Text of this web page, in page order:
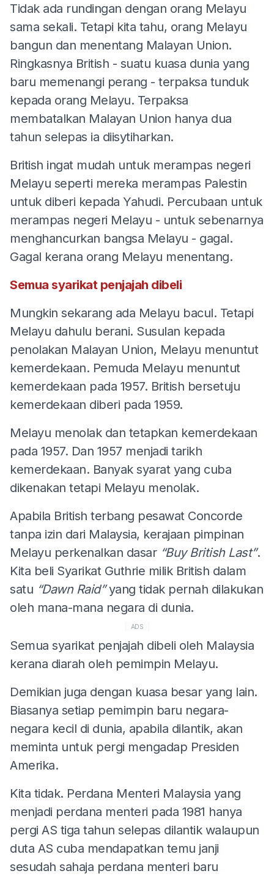
Tidak ada rundingan dengan orang Melayu
sama sekali. Tetapi kita tahu, orang Melayu
bangun dan menentang Malayan Union.
Ringkasnya British - suatu kuasa dunia yang
baru memenangi perang - terpaksa tunduk
kepada orang Melayu. Terpaksa
membatalkan Malayan Union hanya dua
tahun selepas ia diisytiharkan.
British ingat mudah untuk merampas negeri
Melayu seperti mereka merampas Palestin
untuk diberi kepada Yahudi. Percubaan untuk
merampas negeri Melayu - untuk sebenarnya
menghancurkan bangsa Melayu - gagal.
Gagal kerana orang Melayu menentang.
Semua syarikat penjajah dibeli
Mungkin sekarang ada Melayu bacul. Tetapi
Melayu dahulu berani. Susulan kepada
penolakan Malayan Union, Melayu menuntut
kemerdekaan. Pemuda Melayu menuntut
kemerdekaan pada 1957. British bersetuju
kemerdekaan diberi pada 1959.
Melayu menolak dan tetapkan kemerdekaan
pada 1957. Dan 1957 menjadi tarikh
kemerdekaan. Banyak syarat yang cuba
dikenakan tetapi Melayu menolak.
Apabila British terbang pesawat Concorde
tanpa izin dari Malaysia, kerajaan pimpinan
Melayu perkenalkan dasar “Buy British Last”.
Kita beli Syarikat Guthrie milik British dalam
satu “Dawn Raid”yang tidak pernah dilakukan
oleh mana-mana negara di dunia.
ADS
Semua syarikat penjajah dibeli oleh Malaysia
kerana diarah oleh pemimpin Melayu.
Demikian juga dengan kuasa besar yang lain.
Biasanya setiap pemimpin baru negara-
negara kecil di dunia, apabila dilantik, akan
meminta untuk pergi mengadap Presiden
Amerika.
Kita tidak. Perdana Menteri Malaysia yang
menjadi perdana menteri pada 1981 hanya
pergi AS tiga tahun selepas dilantik walaupun
duta AS cuba mendapatkan temu janji
sesudah sahaja perdana menteri baru